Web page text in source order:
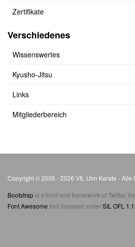
Zertifikate
Verschiedenes
Wissenswertes
Kyusho-Jitsu
Links
Mitgliederbereich
Copyright © 2005 - 2026 VfL Ulm Karate - Alle
Bootstrap is a front-end framework of Twitter,
Font Awesome font licensed underSIL OFL 1.1